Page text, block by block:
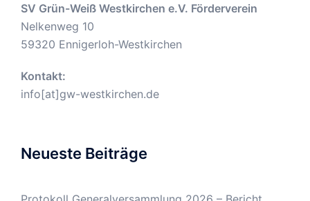
SV Grün-Weiß Westkirchen e.V. Förderverein
Nelkenweg 10
59320 Ennigerloh-Westkirchen
Kontakt:
info[at]gw-westkirchen.de
Neueste Beiträge